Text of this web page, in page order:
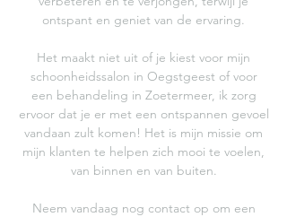
ontspant en geniet van de ervaring.
Het maakt niet uit of je kiest voor mijn
schoonheidssalon in Oegstgeest of voor
een behandeling in Zoetermeer, ik zorg
ervoor dat je er met een ontspannen gevoel
vandaan zult komen! Het is mijn missie om
mijn klanten te helpen zich mooi te voelen,
van binnen en van buiten.
Neem vandaag nog contact op om een